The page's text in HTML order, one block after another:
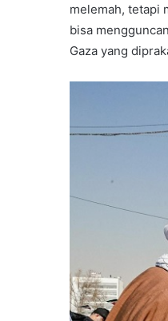
melemah, tetapi
bisa
Gaza yang